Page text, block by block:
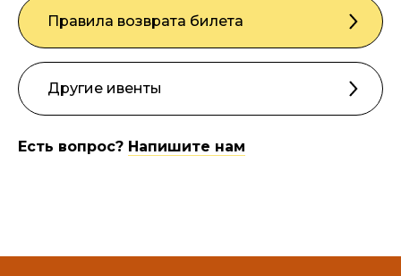
Правила возврата билета
Другие ивенты
Есть вопрос? Напишите нам